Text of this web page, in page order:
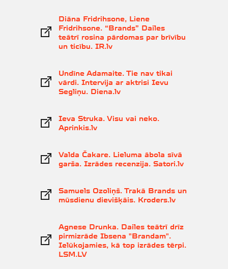
Diāna Fridrihsone, Liene
Fridrihsone. “Brands” Dailes
teātrī rosina pārdomas par brīvību
un ticību. IR.lv
Undīne Adamaite. Tie nav tikai
vārdi. Intervija ar aktrisi Ievu
Segliņu. Diena.lv
Ieva Struka. Visu vai neko.
Aprinkis.lv
Valda Čakare. Lieluma ābola sīvā
garša. Izrādes recenzija. Satori.lv
Samuels Ozoliņš. Trakā Brands un
mūsdienu dievišķāis. Kroders.lv
Agnese Drunka. Dailes teātrī drīz
pirmizrāde Ibsena "Brandam".
Ielūkojamies, kā top izrādes tērpi.
LSM.LV